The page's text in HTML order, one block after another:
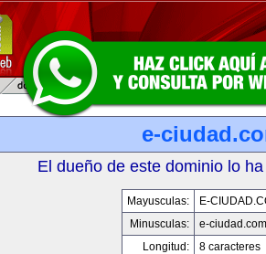
e-
El dueño de este dominio lo
Mayusculas:
E-
Minusculas:
e-ciudad.com
Longitud:
8 caracteres